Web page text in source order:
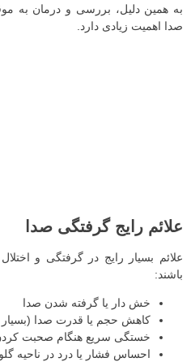
به همین دلیل، بررسی و درمان به‌
صدا اهمیت زیادی دارد.
علائم رایج گرفتگی صدا
علائم بسیار رایج در گرفتگی و
باشند:
خش‌ دار یا گرفته شدن صدا
کاهش حجم یا قدرت صدا (بسیار
خستگی سریع هنگام صحبت
احساس فشار یا درد در ناحیه گلو